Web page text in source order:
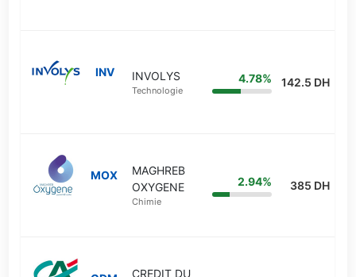
INV INVOLYS
Technologie
4.78% 142.5 DH
MOX
MAGHREB
OXYGENE
Chimie
2.94% 385 DH
CREDIT DU